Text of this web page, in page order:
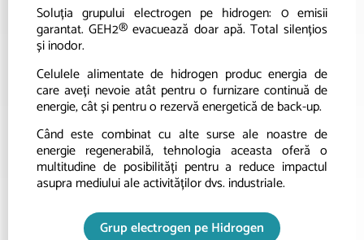
Soluția grupului electrogen pe hidrogen: 0 emisii
garantat. GEH2® evacuează doar apă. Total silențios
și inodor.
Celulele alimentate de hidrogen produc energia de
care aveți nevoie atât pentru o furnizare continuă de
energie, cât și pentru o rezervă energetică de back-up.
Când este combinat cu alte surse ale noastre de
energie regenerabilă, tehnologia aceasta oferă o
multitudine de posibilități pentru a reduce impactul
asupra mediului ale activităților dvs. industriale.
Grup electrogen pe Hidrogen